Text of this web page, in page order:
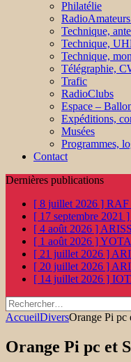
Philatélie
Technique,
Technique,
Technique,
Télégraphie,
Trafic
RadioClubs
Espace –
Expéditions,
Musées
Programmes,
Contact
Dernières publications
[ 8 juillet 2026 ] RAF
[ 17 septembre 2021 ]
[ 4 août 2026 ]
[ 1 août 2026 ]YOTA
[ 21 juillet 2026 ]
[ 20 juillet 2026 ]
[ 14 juillet 2026 ]
Rechercher :
AccueilDiversOrange Pi
Orange Pi pc et